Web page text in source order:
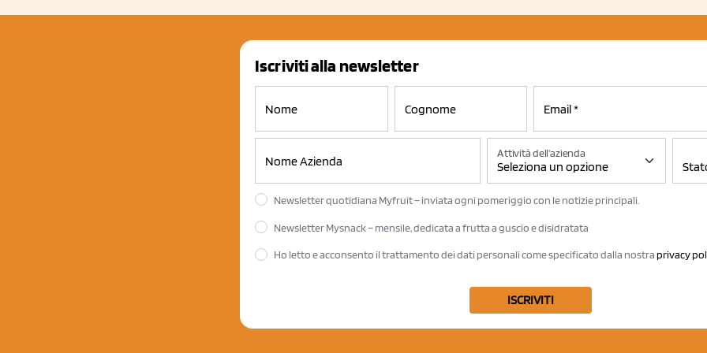
Iscriviti alla newsletter
Attività dell'azienda
Newsletter quotidiana Myfruit – inviata ogni pomeriggio con le notizie principali.
Newsletter Mysnack – mensile, dedicata a frutta a guscio e disidratata
Ho letto e acconsento il trattamento dei dati personali come specificato dalla nostra privacy
ISCRIVITI